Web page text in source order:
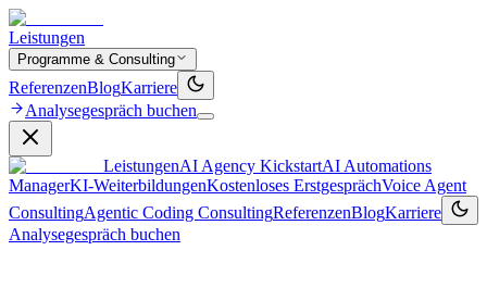
Leistungen
Programme & Consulting
ReferenzenBlogKarriere
Analysegespräch buchen
LeistungenAI Agency KickstartAI Automations
ManagerKI‑WeiterbildungenKostenloses ErstgesprächVoice Agent
ConsultingAgentic Coding ConsultingReferenzenBlogKarriere
Analysegespräch buchen